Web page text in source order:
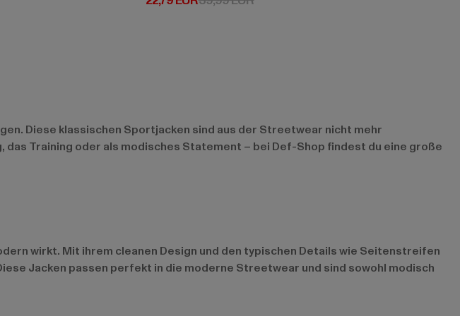
Diese klassischen Sportjacken sind aus der Streetwear nicht mehr
Training oder als modisches Statement – bei Def-Shop findest du eine große
wirkt. Mit ihrem cleanen Design und den typischen Details wie Seitenstreifen
Jacken passen perfekt in die moderne Streetwear und sind sowohl modisch